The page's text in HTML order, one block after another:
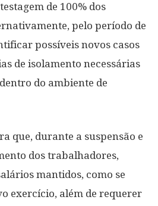
de 100% dos
pelo período de
possíveis novos casos
de isolamento necessárias
do ambiente de
que, durante a suspensão e
dos trabalhadores,
mantidos, como se
exercício, além de requerer